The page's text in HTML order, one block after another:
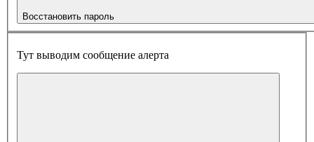
Восстановить пароль
Тут выводим сообщение алерта